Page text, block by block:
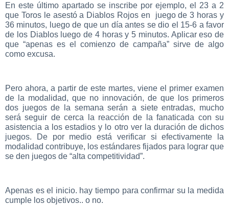
En este último apartado se inscribe por ejemplo, el 23 a 2
que Toros le asestó a Diablos Rojos en juego de 3 horas y
36 minutos, luego de que un día antes se dio el 15-6 a favor
de los Diablos luego de 4 horas y 5 minutos. Aplicar eso de
que “apenas es el comienzo de campaña” sirve de algo
como excusa.
Pero ahora, a partir de este martes, viene el primer examen
de la modalidad, que no innovación, de que los primeros
dos juegos de la semana serán a siete entradas, mucho
será seguir de cerca la reacción de la fanaticada con su
asistencia a los estadios y lo otro ver la duración de dichos
juegos. De por medio está verificar si efectivamente la
modalidad contribuye, los estándares fijados para lograr que
se den juegos de “alta competitividad”.
Apenas es el inicio. hay tiempo para confirmar su la medida
cumple los objetivos.. o no.